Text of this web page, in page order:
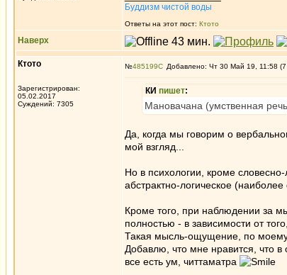
Буддизм чистой воды
Ответы на этот пост: Ктото
Наверх
Ктото
Зарегистрирован:
05.02.2017
Суждений: 7305
№485199 Добавлено: Чт 30 Май 19, 11:58
КИ пишет:
Мановачана (умственная
Да, когда мы говорим о
мой взгляд...
Но в психологии, кроме
абстрактно-логическое
Кроме того, при наблюдении за
полностью - в зависимости от
Такая мысль-ощущение, по
Добавлю, что мне нравится, что в
все есть ум, читтаматра